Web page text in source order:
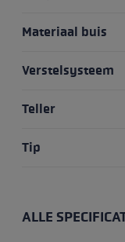
Materiaal buis
Verstelsysteem
Teller
Tip
ALLE